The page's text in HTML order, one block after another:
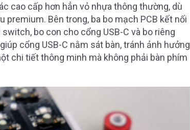
cao cấp hơn hẳn vỏ nhựa thông thường, dù
premium. Bên trong, ba bo mạch PCB kết nối
bo con cho cổng USB-C và bo riêng
cổng USB-C nằm sát bàn, tránh ảnh hưởng
chi tiết thông minh mà không phải bàn phím